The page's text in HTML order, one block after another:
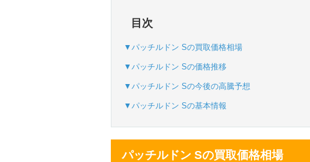
・atone・ペイディ対応！
・新規登録で6種類アド確解禁
目次
▼パッチルドン Sの買取価格相場
▼パッチルドン Sの価格推移
▼パッチルドン Sの今後の高騰予想
▼パッチルドン Sの基本情報
パッチルドン Sの買取価格相場